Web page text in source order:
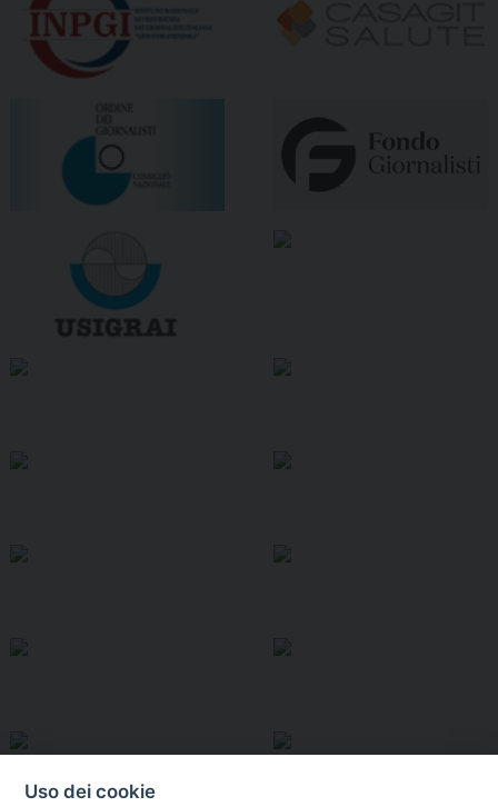
Uso dei cookie